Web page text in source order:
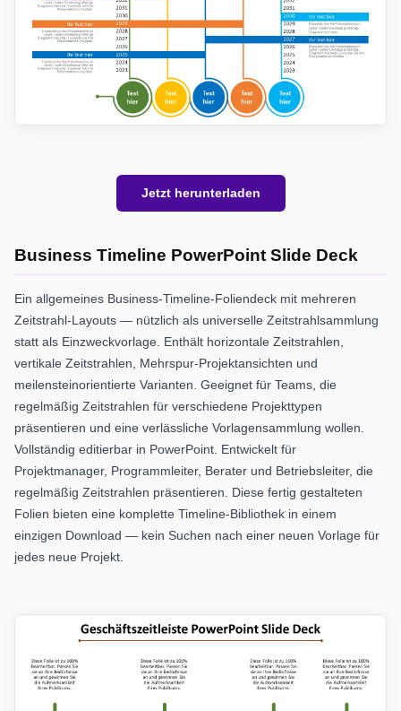
Jetzt herunterladen
Business Timeline PowerPoint Slide Deck
Ein allgemeines Business-Timeline-Foliendeck mit mehreren
Zeitstrahl-Layouts — nützlich als universelle Zeitstrahlsammlung
statt als Einzweckvorlage. Enthält horizontale Zeitstrahlen,
vertikale Zeitstrahlen, Mehrspur-Projektansichten und
meilensteinorientierte Varianten. Geeignet für Teams, die
regelmäßig Zeitstrahlen für verschiedene Projekttypen
präsentieren und eine verlässliche Vorlagensammlung wollen.
Vollständig editierbar in PowerPoint. Entwickelt für
Projektmanager, Programmleiter, Berater und Betriebsleiter, die
regelmäßig Zeitstrahlen präsentieren. Diese fertig gestalteten
Folien bieten eine komplette Timeline-Bibliothek in einem
einzigen Download — kein Suchen nach einer neuen Vorlage für
jedes neue Projekt.